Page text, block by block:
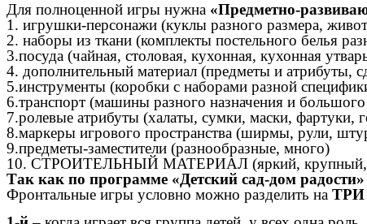
Для полноценной игры нужна «Предметно-
1. игрушки-персонажи (куклы разного размера,
2. наборы из ткани (комплекты постельного белья
3.посуда (чайная, столовая, кухонная, кухонная
4. дополнительный материал (предметы и атрибуты,
5.инструменты (коробки с наборами разной
6.транспорт (машины разного назначения и
7.ролевые атрибуты (халаты, сумки, маски, фартуки,
8.маркеры игрового пространства (ширмы, рули,
9.предметы-заместители (разнообразные, много)
10. СТРОИТЕЛЬНЫЙ МАТЕРИАЛ (яркий, крупный,
Так как по программе «Детский сад-дом
Фронтальные игры условно можно разделить на ТРИ